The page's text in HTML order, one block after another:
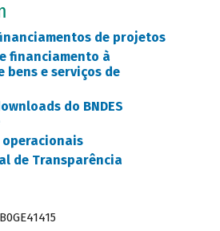
de projetos
financiamento à
bens e serviços de
do BNDES
de Transparência